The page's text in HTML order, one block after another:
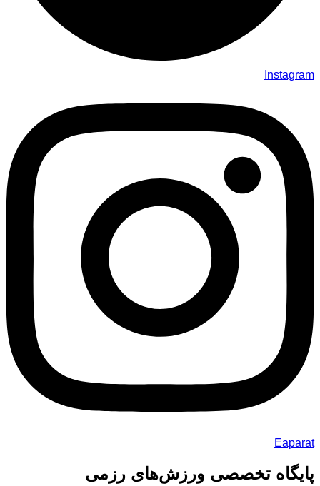
Instagram
Eaparat
پایگاه تخصصی ورزش‌های رزمی